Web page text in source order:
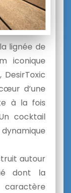
lignée de
iconique
DesirToxic
d’une
à la fois
cocktail
autour
dont la